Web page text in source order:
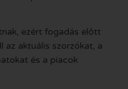
ezért fogadás előtt
az aktuális szorzókat, a
és a piacok